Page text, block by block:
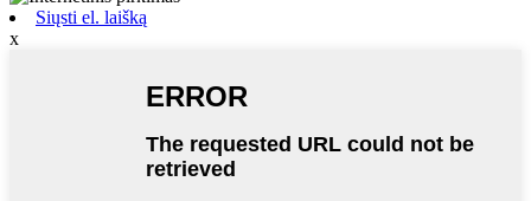
Siųsti el. laišką
x